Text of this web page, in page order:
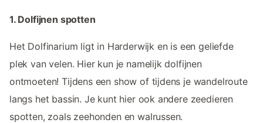
1. Dolfijnen spotten
Het Dolfinarium ligt in Harderwijk en is een geliefde
plek van velen. Hier kun je namelijk dolfijnen
ontmoeten! Tijdens een show of tijdens je wandelroute
langs het bassin. Je kunt hier ook andere zeedieren
spotten, zoals zeehonden en walrussen.